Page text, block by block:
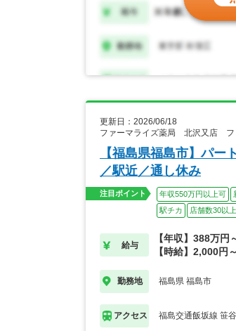
更新日：2026/06/18
ファーマライズ薬局 北沢又店 フ
【福島県福島市】パ
／駅近／通し休み
注目ポイント 年収550万円以上可
駅チカ
店舗数30以上
給与
【年収】388万円
【時給】2,000円～
勤務地 福島県 福島市
アクセス 福島交通飯坂線 笹